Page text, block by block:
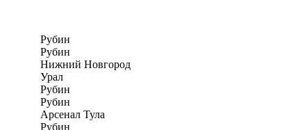
Рубин
Рубин
Нижний Новгород
Урал
Рубин
Рубин
Арсенал Тула
Рубин